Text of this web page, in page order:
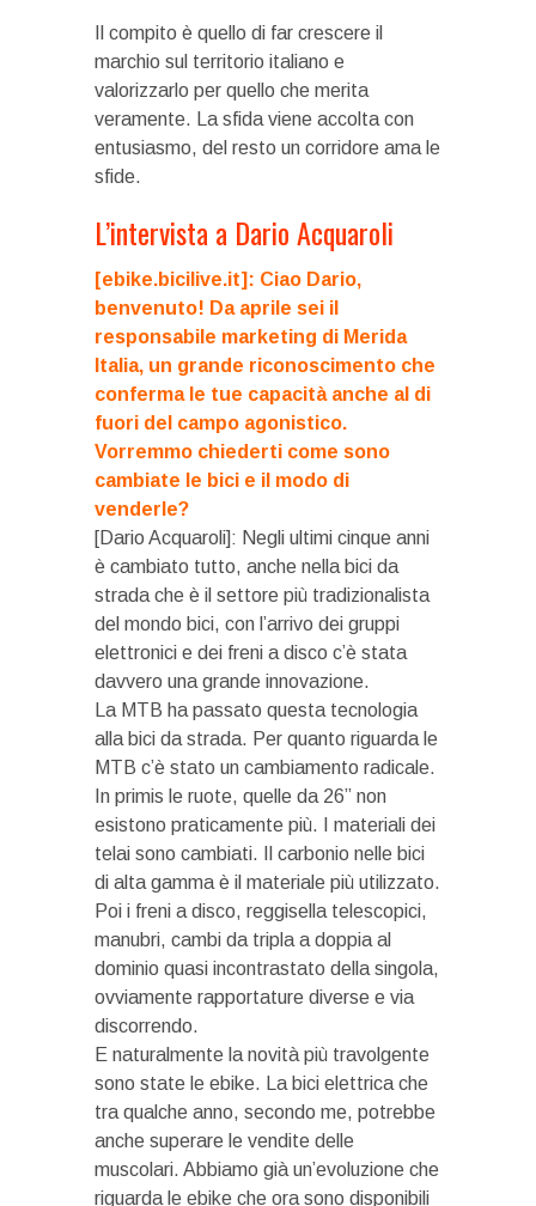
Il compito è quello di far crescere il
marchio sul territorio italiano e
valorizzarlo per quello che merita
veramente. La sfida viene accolta con
entusiasmo, del resto un corridore ama le
sfide.
L’intervista a Dario Acquaroli
[ebike.bicilive.it]: Ciao Dario,
benvenuto! Da aprile sei il
responsabile marketing di Merida
Italia, un grande riconoscimento che
conferma le tue capacità anche al di
fuori del campo agonistico.
Vorremmo chiederti come sono
cambiate le bici e il modo di
venderle?
[Dario Acquaroli]: Negli ultimi cinque anni
è cambiato tutto, anche nella bici da
strada che è il settore più tradizionalista
del mondo bici, con l’arrivo dei gruppi
elettronici e dei freni a disco c’è stata
davvero una grande innovazione.
La MTB ha passato questa tecnologia
alla bici da strada. Per quanto riguarda le
MTB c’è stato un cambiamento radicale.
In primis le ruote, quelle da 26” non
esistono praticamente più. I materiali dei
telai sono cambiati. Il carbonio nelle bici
di alta gamma è il materiale più utilizzato.
Poi i freni a disco, reggisella telescopici,
manubri, cambi da tripla a doppia al
dominio quasi incontrastato della singola,
ovviamente rapportature diverse e via
discorrendo.
E naturalmente la novità più travolgente
sono state le ebike. La bici elettrica che
tra qualche anno, secondo me, potrebbe
anche superare le vendite delle
muscolari. Abbiamo già un’evoluzione che
riguarda le ebike che ora sono disponibili